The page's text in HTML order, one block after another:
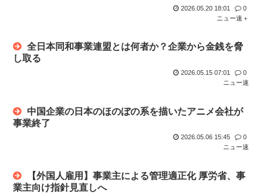
2026.05.20 18:01
0
ニュー速＋
全日本同和事業連盟とは何者か？企業から金銭を脅
し取る
2026.05.15 07:01
0
ニュー速
中国企業の日本のほのぼの系を描いたアニメ会社が
事業終了
2026.05.06 15:45
0
ニュー速
【外国人雇用】事業主による管理適正化 厚労省、事
業主向け指針見直しへ